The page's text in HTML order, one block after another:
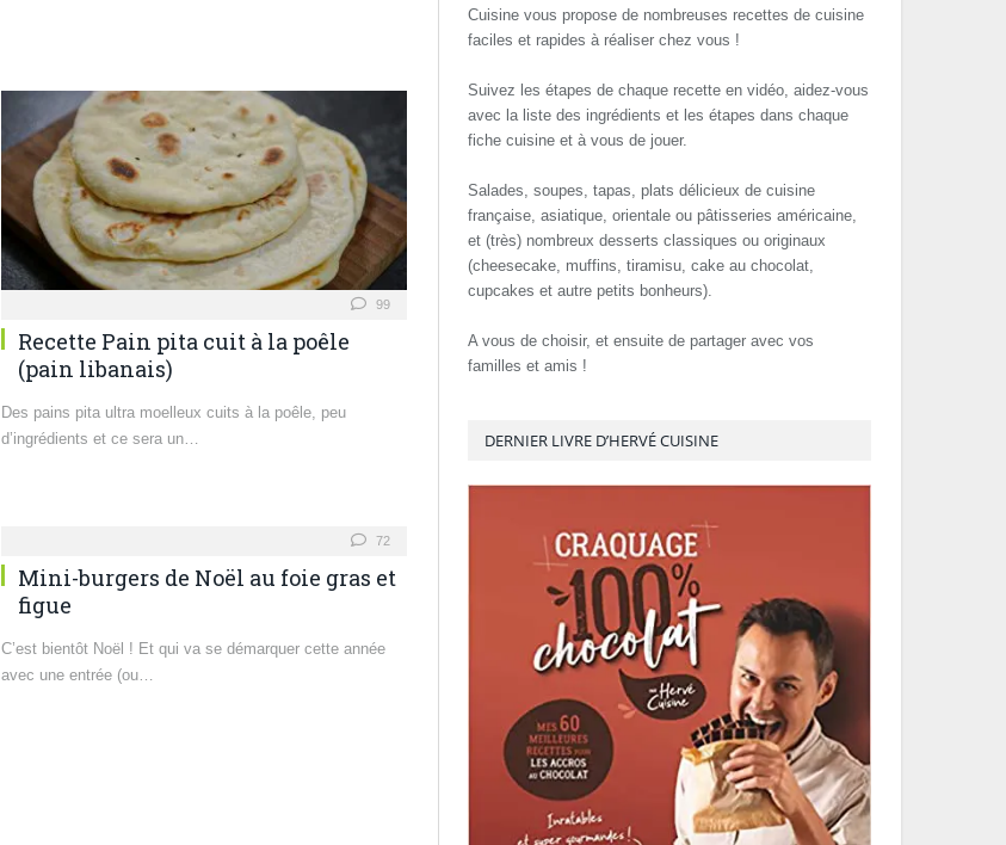
99
Recette Pain pita cuit à la poêle
(pain libanais)
Des pains pita ultra moelleux cuits à la poêle, peu
d’ingrédients et ce sera un…
72
Mini-burgers de Noël au foie gras et
figue
C’est bientôt Noël ! Et qui va se démarquer cette année
avec une entrée (ou…
Cuisine vous propose de nombreuses recettes de cuisine
faciles et rapides à réaliser chez vous !
Suivez les étapes de chaque recette en vidéo, aidez-vous
avec la liste des ingrédients et les étapes dans chaque
fiche cuisine et à vous de jouer.
Salades, soupes, tapas, plats délicieux de cuisine
française, asiatique, orientale ou pâtisseries américaine,
et (très) nombreux desserts classiques ou originaux
(cheesecake, muffins, tiramisu, cake au chocolat,
cupcakes et autre petits bonheurs).
A vous de choisir, et ensuite de partager avec vos
familles et amis !
DERNIER LIVRE D’HERVÉ CUISINE